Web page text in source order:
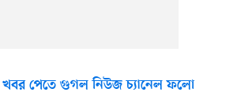
পেতে গুগল নিউজ চ্যানেল ফলো